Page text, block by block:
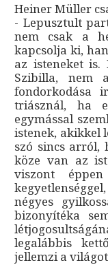
Heiner Müller
- Lepusztult
nem csak a
kapcsolja ki,
az isteneket
Szibilla, nem
fondorkodása
triásznál, ha
egymással
istenek, akikkel
szó sincs arról,
köze van az
viszont
négyes
bizonyítéka
legalábbis
jellemzi a